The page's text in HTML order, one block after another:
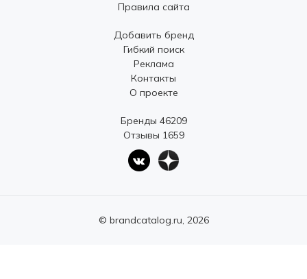
Правила сайта
Добавить бренд
Гибкий поиск
Реклама
Контакты
О проекте
Бренды 46209
Отзывы 1659
© brandcatalog.ru, 2026